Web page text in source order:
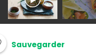
Sauvegarder